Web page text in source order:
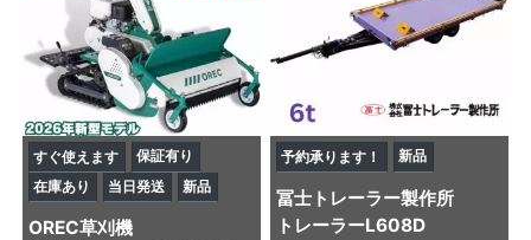
すぐ使えます
保証有り
在庫あり
当日発送 新品
OREC草刈機
予約承ります！ 新品
冨士トレーラー製作所
トレーラーL608D